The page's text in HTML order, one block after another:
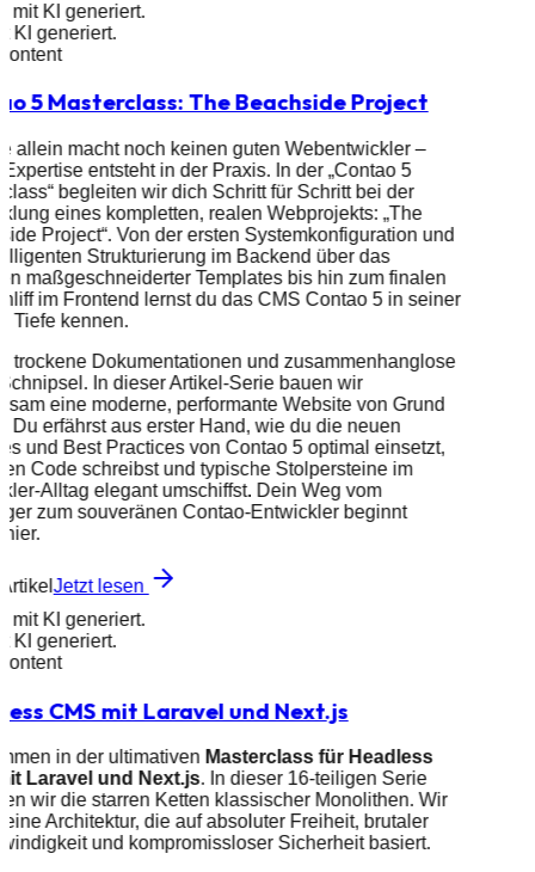
mit KI generiert.
KI generiert.
5 Masterclass: The Beachside Project
allein macht noch keinen guten Webentwickler –
entsteht in der Praxis. In der „Contao 5
begleiten wir dich Schritt für Schritt bei der
eines kompletten, realen Webprojekts: „The
Project“. Von der ersten Systemkonfiguration und
Strukturierung im Backend über das
maßgeschneiderter Templates bis hin zum finalen
im Frontend lernst du das CMS Contao 5 in seiner
Tiefe kennen.
trockene Dokumentationen und zusammenhanglose
In dieser Artikel-Serie bauen wir
eine moderne, performante Website von Grund
Du erfährst aus erster Hand, wie du die neuen
und Best Practices von Contao 5 optimal einsetzt,
Code schreibst und typische Stolpersteine im
Alltag elegant umschiffst. Dein Weg vom
zum souveränen Contao-Entwickler beginnt
Jetzt lesen
mit KI generiert.
KI generiert.
CMS mit Laravel und Next.js
in der ultimativen Masterclass für Headless
Laravel und Next.js. In dieser 16-teiligen Serie
wir die starren Ketten klassischer Monolithen. Wir
Architektur, die auf absoluter Freiheit, brutaler
und kompromissloser Sicherheit basiert.